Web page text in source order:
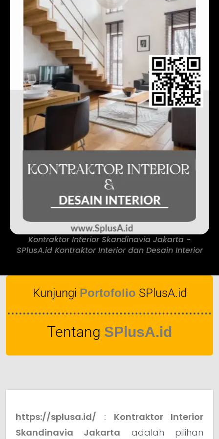
Kontraktor Interior Skandinavia Jakarta -
SPlusA.id Kontraktor Interior dan Desain Interior
Kunjungi Portofolio SPlusA.id
Tentang SPlusA.id
https://splusa.id/ : Kontraktor Interior
Skandinavia Jakarta adalah pilihan